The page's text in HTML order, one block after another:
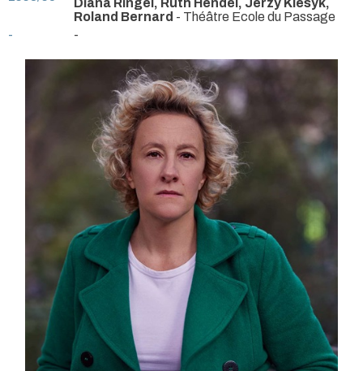
Diana Ringel, Ruth Hendel, Jerzy Klesyk,
Roland Bernard - Théâtre Ecole du Passage
-
-